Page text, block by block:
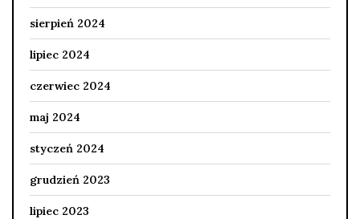
sierpień 2024
lipiec 2024
czerwiec 2024
maj 2024
styczeń 2024
grudzień 2023
lipiec 2023